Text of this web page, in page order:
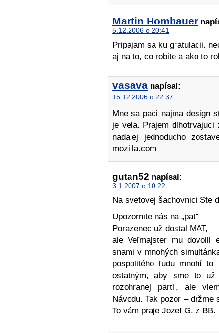
Martin Hombauer
5.12.2006 o 20:41
Pripajam sa ku gratulacii,
aj na to, co robite a ako to
vasava napísal:
15.12.2006 o 22:37
Mne sa paci najma design
je vela. Prajem dlhotrvajuci
nadalej jednoducho
mozilla.com
gutan52 napísal:
3.1.2007 o 10:22
Na svetovej šachovnici Ste
Upozornite nás na „pat“
Porazenec už dostal MAT,
ale Veľmajster mu dovolil
snami v mnohých
pospolitého ľudu mnohí
ostatným, aby sme to
rozohranej partii, ale
Návodu. Tak pozor – držme
To vám praje Jozef G. z BB.